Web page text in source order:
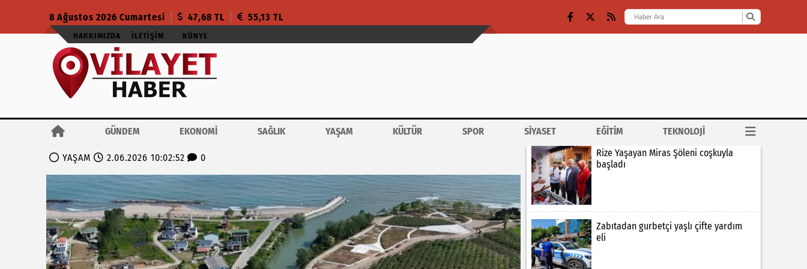
8 Ağustos 2026 Cumartesi 47,68 TL 55,13 TL
HAKKIMIZDA İLETIŞIM KÜNYE
GÜNDEM EKONOMİ SAĞLIK YAŞAM KÜLTÜR SPOR SİYASET EĞİTİM TEKNOLOJİ
YAŞAM 2.06.2026 10:02:52 0
Rize Yaşayan Miras Şöleni coşkuyla
başladı
Zabıtadan gurbetçi yaşlı çifte yardım
eli